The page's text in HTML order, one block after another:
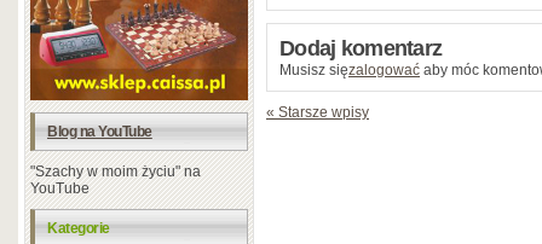
Blog na YouTube
"Szachy w moim życiu" na
YouTube
Kategorie
Dodaj komentarz
Musisz sięzalogować aby móc
« Starsze wpisy